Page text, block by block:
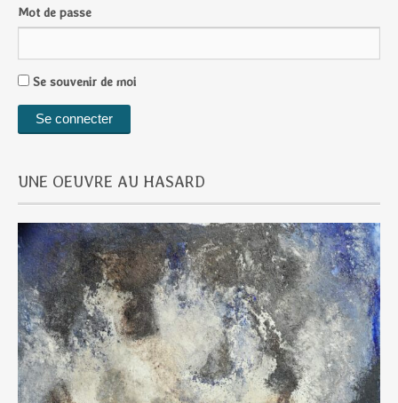
Mot de passe
Se souvenir de moi
UNE OEUVRE AU HASARD